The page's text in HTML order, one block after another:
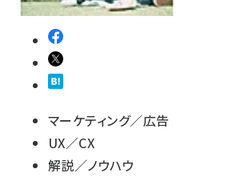
マーケティング／広告
UX／CX
解説／ノウハウ